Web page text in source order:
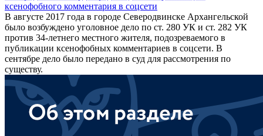
ксенофобного комментария в соцсети
В августе 2017 года в городе Северодвинске Архангельской
было возбуждено уголовное дело по ст. 280 УК и ст. 282 УК
против 34-летнего местного жителя, подозреваемого в
публикации ксенофобных комментариев в соцсети. В
сентябре дело было передано в суд для рассмотрения по
существу.